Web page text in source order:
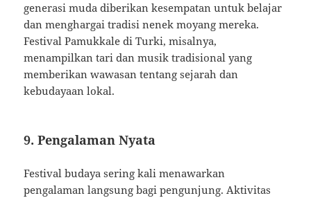
generasi muda diberikan kesempatan untuk belajar
dan menghargai tradisi nenek moyang mereka.
Festival Pamukkale di Turki, misalnya,
menampilkan tari dan musik tradisional yang
memberikan wawasan tentang sejarah dan
kebudayaan lokal.
9. Pengalaman Nyata
Festival budaya sering kali menawarkan
pengalaman langsung bagi pengunjung. Aktivitas